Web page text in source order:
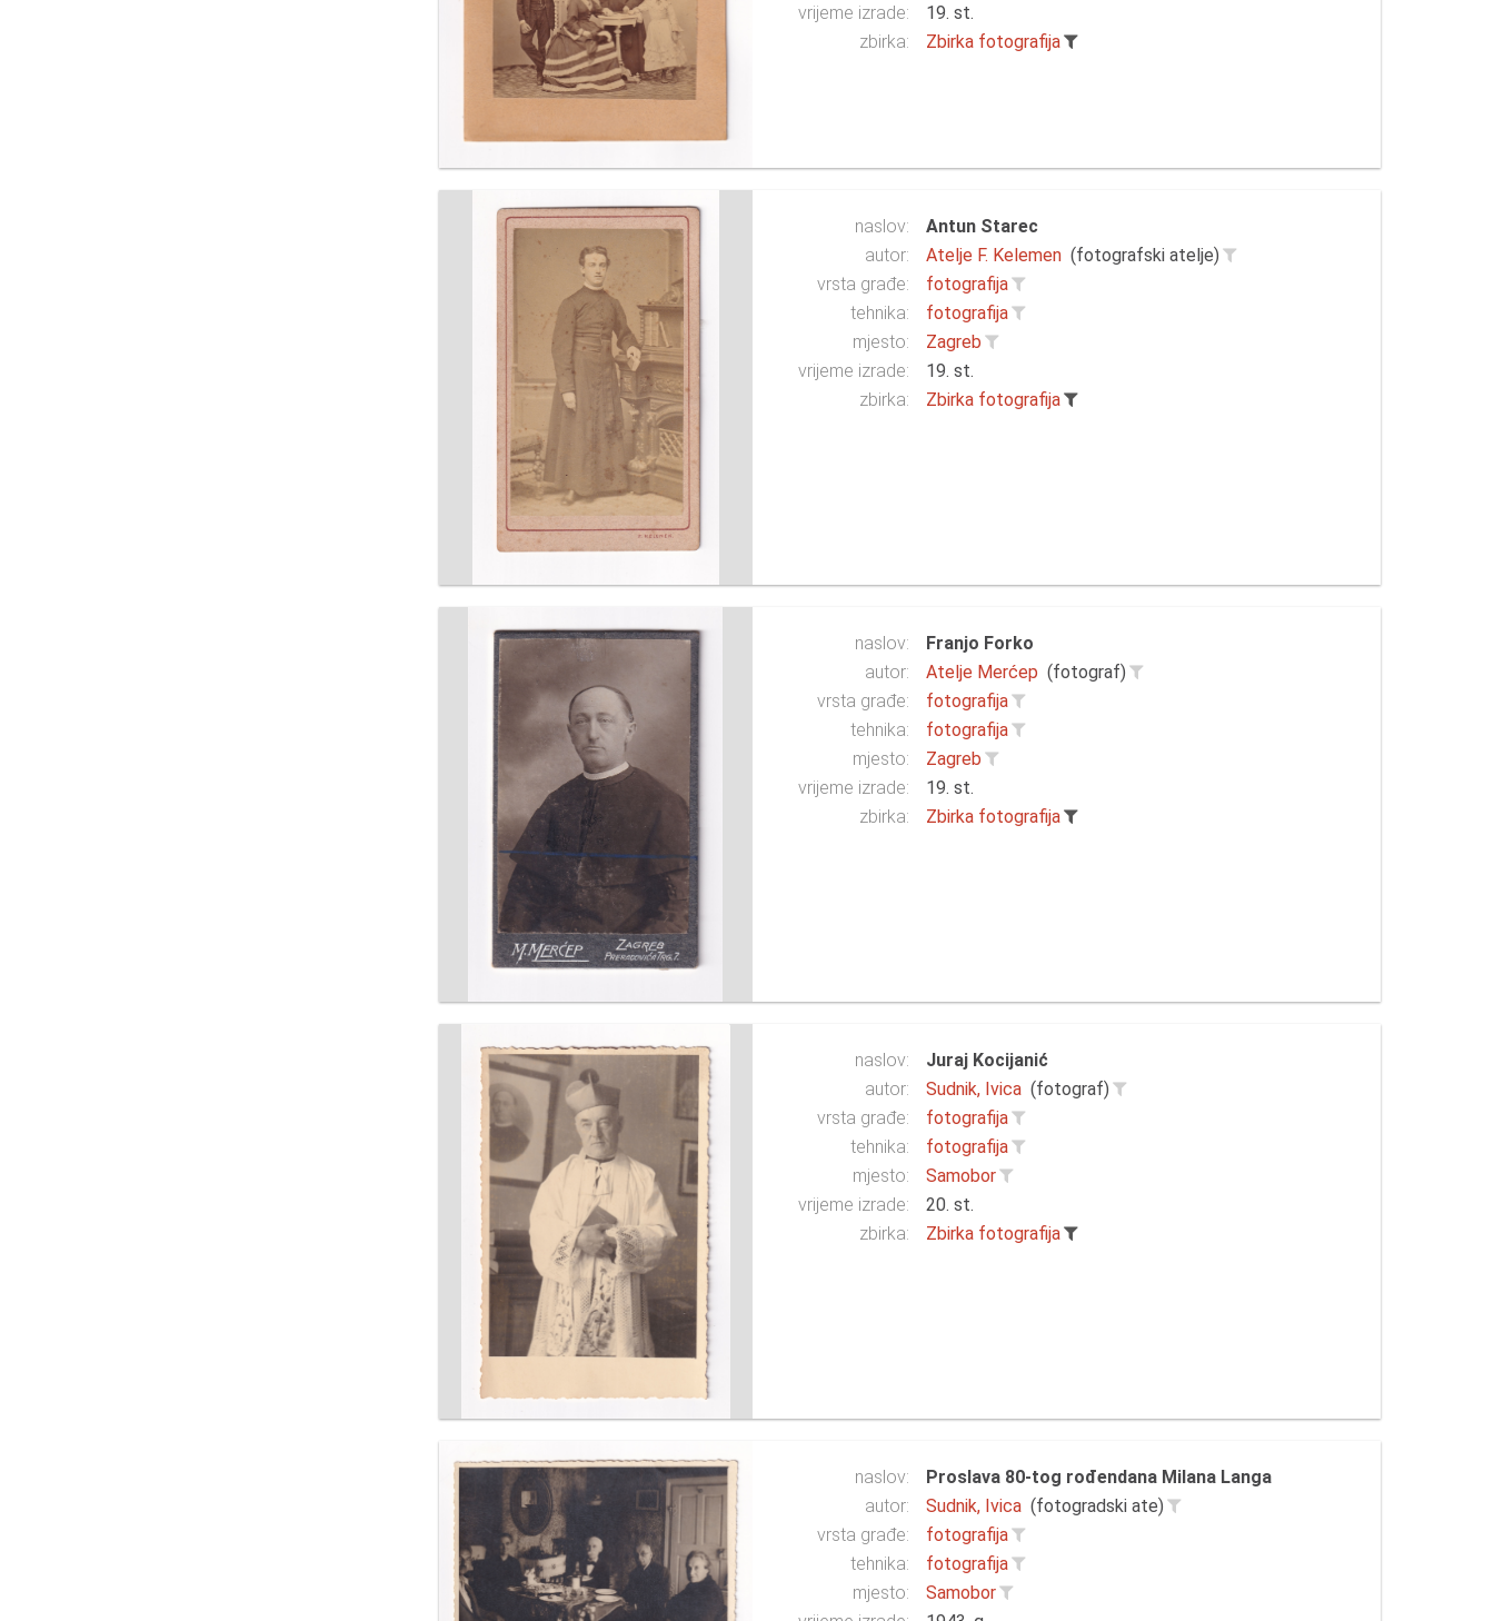
vrijeme izrade:
19. st.
zbirka:
Zbirka fotografija
naslov:
Antun Starec
autor:
Atelje F. Kelemen (fotografski atelje)
vrsta građe:
fotografija
tehnika:
fotografija
mjesto:
Zagreb
vrijeme izrade:
19. st.
zbirka:
Zbirka fotografija
naslov:
Franjo Forko
autor:
Atelje Merćep (fotograf)
vrsta građe:
fotografija
tehnika:
fotografija
mjesto:
Zagreb
vrijeme izrade:
19. st.
zbirka:
Zbirka fotografija
naslov:
Juraj Kocijanić
autor:
Sudnik, Ivica (fotograf)
vrsta građe:
fotografija
tehnika:
fotografija
mjesto:
Samobor
vrijeme izrade:
20. st.
zbirka:
Zbirka fotografija
naslov:
Proslava 80-tog rođendana Milana Langa
autor:
Sudnik, Ivica (fotogradski ate)
vrsta građe:
fotografija
tehnika:
fotografija
mjesto:
Samobor